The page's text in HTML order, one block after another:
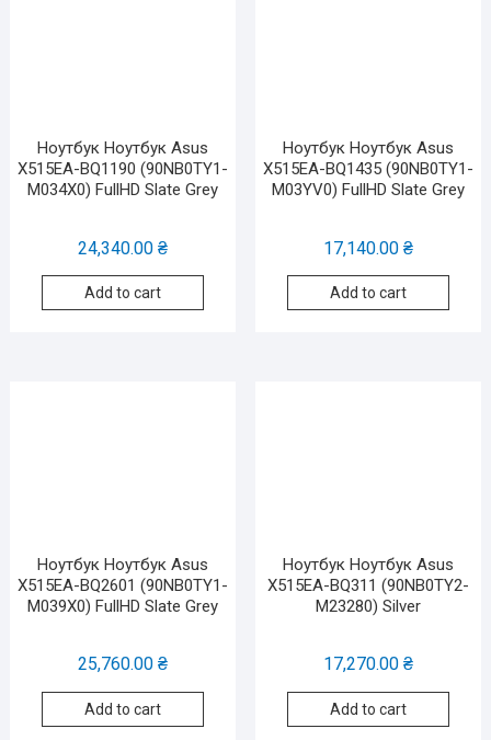
Ноутбук Ноутбук Asus
X515EA-BQ1190 (90NB0TY1-
M034X0) FullHD Slate Grey
24,340.00₴
Add to cart
Ноутбук Ноутбук Asus
X515EA-BQ1435 (90NB0TY1-
M03YV0) FullHD Slate Grey
17,140.00 ₴
Add to cart
Ноутбук Ноутбук Asus
X515EA-BQ2601 (90NB0TY1-
M039X0) FullHD Slate Grey
25,760.00₴
Add to cart
Ноутбук Ноутбук Asus
X515EA-BQ311 (90NB0TY2-
M23280) Silver
17,270.00 ₴
Add to cart